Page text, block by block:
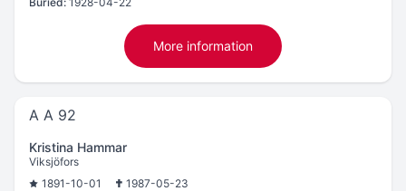
More information
A A 92
Kristina Hammar
Viksjöfors
1891-10-01
1987-05-23